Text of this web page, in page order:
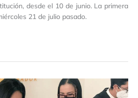
desde el 10 de junio. La primera
21 de julio pasado.